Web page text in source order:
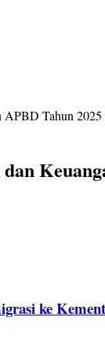
APBD Tahun 2025
ke